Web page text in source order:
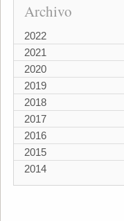
Archivo
2022
2021
2020
2019
2018
2017
2016
2015
2014